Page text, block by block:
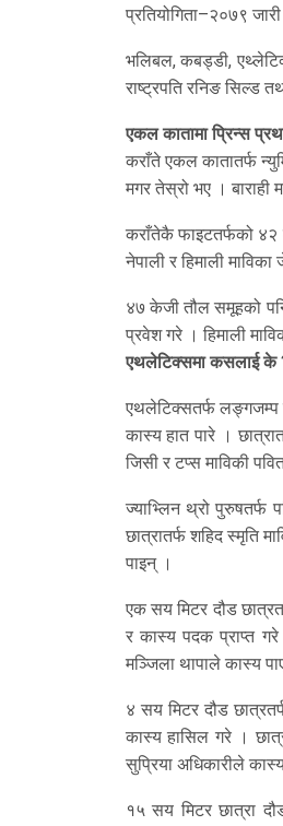
प्रतियोगिता–२०७९
भलिबल, कबड्डी,
राष्ट्रपति रनिङ सिल्ड
एकल कातामा प्रिन्स
कराँते एकल कातातर्फ
मगर तेस्रो भए । बाराही
कराँतेकै फाइटतर्फको ४२
नेपाली र हिमाली
४७ केजी तौल समूहको
प्रवेश गरे । हिमाली
एथलेटिक्समा कसलाई के
एथलेटिक्सतर्फ लङ्गजम्प
कास्य हात पारे ।
जिसी र टप्स माविकी
ज्याभ्लिन थ्रो पुरुषतर्फ
छात्रातर्फ शहिद स्मृति
पाइन् ।
एक सय मिटर दौड
र कास्य पदक प्राप्त
मञ्जिला थापाले कास्य
४ सय मिटर दौड
कास्य हासिल गरे ।
सुप्रिया अधिकारीले
१५ सय मिटर छात्रा